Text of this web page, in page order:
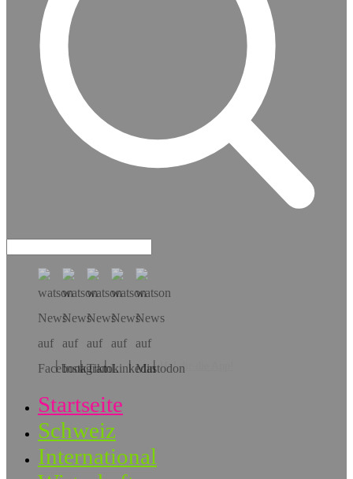
Hol dir die App!
Startseite
Schweiz
International